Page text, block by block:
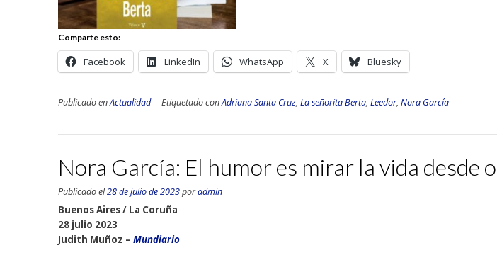
Comparte esto:
Facebook LinkedIn WhatsApp X Bluesky
Publicado enActualidad Etiquetado conAdriana Santa Cruz, La señorita Berta, Leedor, Nora García
Nora García: El humor es mirar la vida desde
Publicado el28 de julio de 2023poradmin
Buenos Aires / La Coruña
28 julio 2023
Judith Muñoz – Mundiario